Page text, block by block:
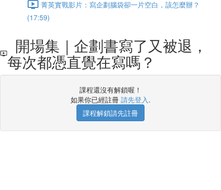
菁英實戰影片：寫企劃腦袋卻一片空白，該怎麼辦？
(17:59)
開場集｜企劃書寫了又被退，
每次都憑直覺在寫嗎？
課程還沒有解鎖喔！
如果你已經註冊 請先登入.
課程解鎖請先註冊